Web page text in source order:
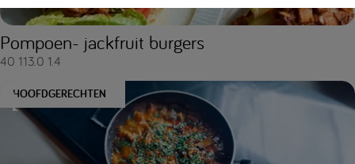
Pompoen- jackfruit burgers
40 113.0 1.4
HOOFDGERECHTEN